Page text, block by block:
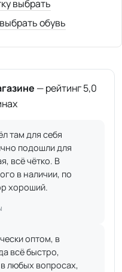
выбрать
обувь
— рейтинг 5,0
там для себя
подошли для
всё чётко. В
в наличии, по
хороший.
оптом, в
всё быстро,
любых вопросах,